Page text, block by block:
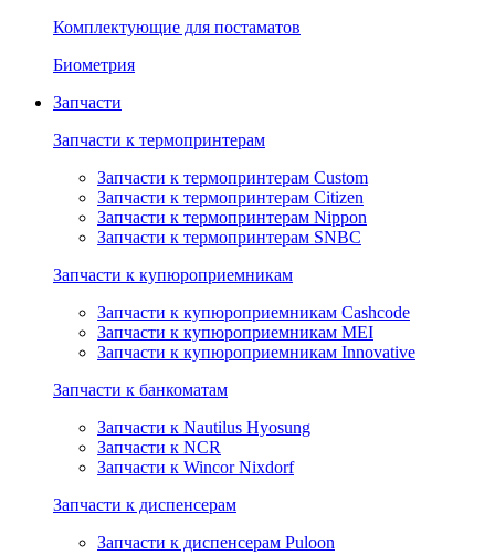
Комплектующие для постаматов
Биометрия
Запчасти
Запчасти к термопринтерам
Запчасти к термопринтерам Custom
Запчасти к термопринтерам Citizen
Запчасти к термопринтерам Nippon
Запчасти к термопринтерам SNBC
Запчасти к купюроприемникам
Запчасти к купюроприемникам Cashcode
Запчасти к купюроприемникам MEI
Запчасти к купюроприемникам Innovative
Запчасти к банкоматам
Запчасти к Nautilus Hyosung
Запчасти к NCR
Запчасти к Wincor Nixdorf
Запчасти к диспенсерам
Запчасти к диспенсерам Puloon